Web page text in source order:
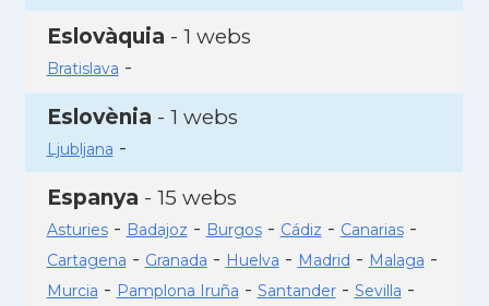
Eslovàquia - 1 webs
Bratislava -
Eslovènia - 1 webs
Ljubljana -
Espanya - 15 webs
Asturies- Badajoz - Burgos- Cádiz - Canarias-
Cartagena - Granada - Huelva - Madrid - Malaga -
Murcia - Pamplona Iruña - Santander- Sevilla -